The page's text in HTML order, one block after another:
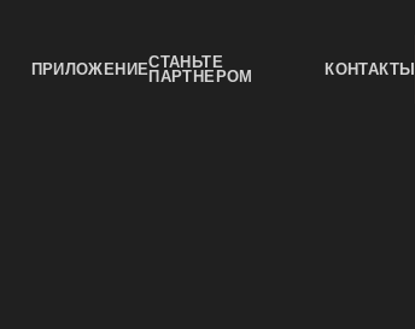
ПРИЛОЖЕНИЕСТАНЬТЕ
ПАРТНЕРОМ КОНТАКТЫ